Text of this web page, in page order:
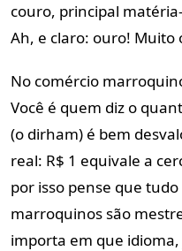
couro, principal
Ah, e claro: ouro! Muito
No comércio
Você é quem diz o
(o dirham) é bem
real: R$ 1 equivale a
por isso pense que
marroquinos são
importa em que